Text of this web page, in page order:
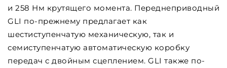
и 258 Нм крутящего момента. Переднеприводный
GLI по-прежнему предлагает как
шестиступенчатую механическую, так и
семиступенчатую автоматическую коробку
передач с двойным сцеплением. GLI также по-